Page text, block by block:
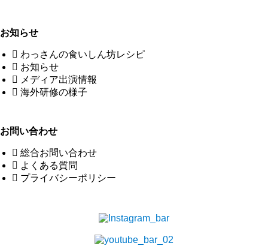
お知らせ
わっさんの食いしん坊レシピ
お知らせ
メディア出演情報
海外研修の様子
お問い合わせ
総合お問い合わせ
よくある質問
プライバシーポリシー